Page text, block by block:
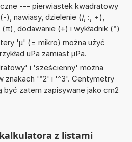
--- pierwiastek kwadratowy
), nawiasy, dzielenie (/, :, ÷),
dodawanie (+) i wykładnik (^)
'µ' (= mikro) można użyć
uPa zamiast µPa.
i 'sześcienny' można
znakach '^2' i '^3'. Centymetry
być zatem zapisywane jako cm2
z listami